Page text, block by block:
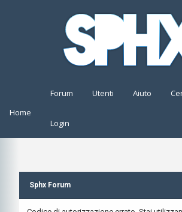
Home
Forum Utenti Aiuto
Login
Sphx Forum